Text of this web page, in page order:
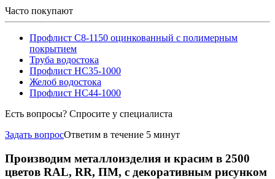
Часто покупают
Профлист С8-1150 оцинкованный с полимерным
покрытием
Труба водостока
Профлист НС35-1000
Желоб водостока
Профлист НС44-1000
Есть вопросы? Спросите у специалиста
Задать вопросОтветим в течение 5 минут
Производим металлоизделия и красим в 2500
цветов RAL, RR, ПМ, с декоративным рисунком